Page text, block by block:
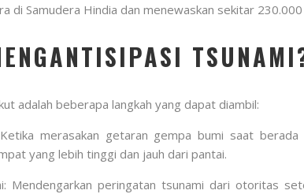
di Samudera Hindia dan menewaskan sekitar
adalah beberapa langkah yang dapat diambil:
merasakan getaran gempa bumi saat
yang lebih tinggi dan jauh dari pantai.
Mendengarkan peringatan tsunami dari otoritas